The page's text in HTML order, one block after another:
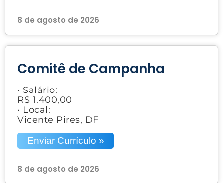
8 de agosto de 2026
Comitê de Campanha
• Salário:
R$ 1.400,00
• Local:
Vicente Pires, DF
Enviar Currículo »
8 de agosto de 2026